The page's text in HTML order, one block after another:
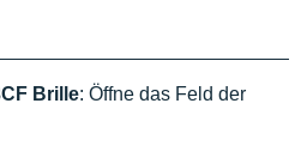
Brille: Öffne das Feld der